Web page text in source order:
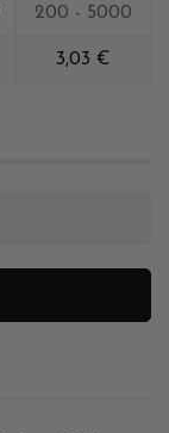
200 - 5000
3,03 €